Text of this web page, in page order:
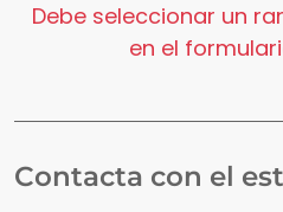
Debe seleccionar un
en el
Contacta con el